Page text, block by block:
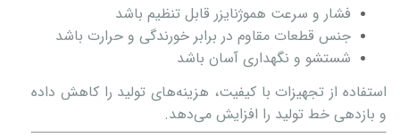
فشار و سرعت هموژنایزر قابل تنظیم باشد
جنس قطعات مقاوم در برابر خورندگی و حرارت باشد
شستشو و نگهداری آسان باشد
استفاده از تجهیزات با کیفیت، هزینه‌های تولید را کاهش داده
و بازدهی خط تولید را افزایش می‌دهد.